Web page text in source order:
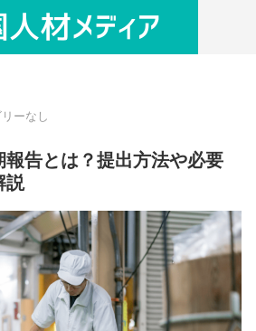
ーなし
報告とは？提出方法や必要
説